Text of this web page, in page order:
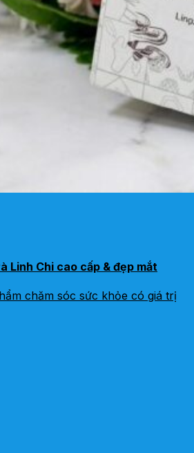
Linh Chi cao cấp & đẹp mắt
chăm sóc sức khỏe có giá trị